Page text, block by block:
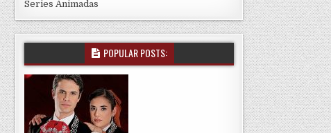
Series Animadas
POPULAR POSTS: